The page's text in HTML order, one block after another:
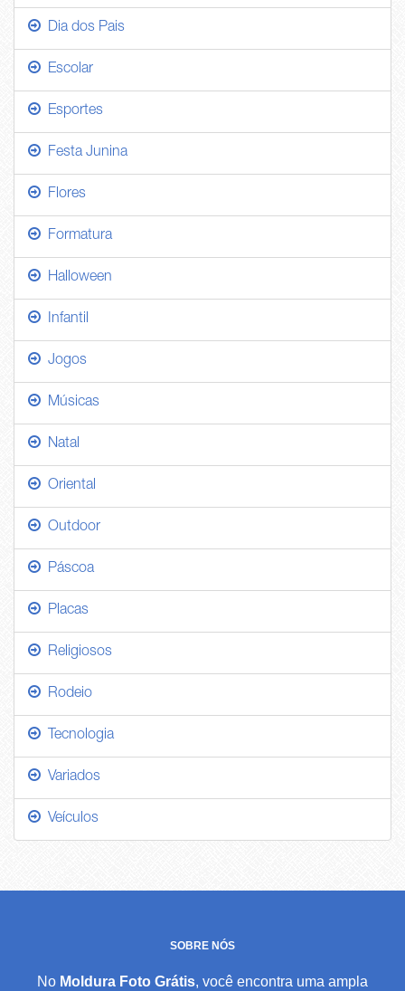
Dia dos Pais
Escolar
Esportes
Festa Junina
Flores
Formatura
Halloween
Infantil
Jogos
Músicas
Natal
Oriental
Outdoor
Páscoa
Placas
Religiosos
Rodeio
Tecnologia
Variados
Veículos
SOBRE NÓS
No Moldura Foto Grátis, você encontra uma ampla